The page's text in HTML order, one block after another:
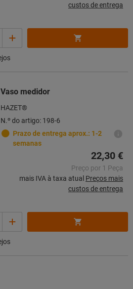
custos de entrega
Vaso medidor
HAZET®
N.º do artigo: 198-6
Prazo de entrega aprox.: 1-2
semanas
22,30 €
Preço por 1 Peça
mais IVA à taxa atual Preços mais
custos de entrega